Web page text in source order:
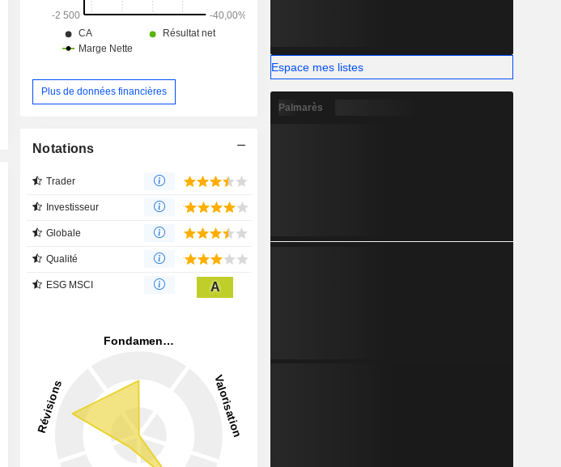
Plus de données financières
Notations
Trader
Investisseur
Globale
Qualité
ESG MSCI A
Espace mes listes
Palmarès